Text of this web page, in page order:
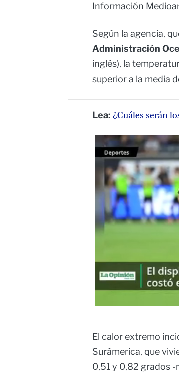
Información
Según la agencia,
Administración
inglés), la
superior a la media
Lea: ¿Cuáles serán
El calor extremo
Surámerica, que
0,51 y 0,82 grados